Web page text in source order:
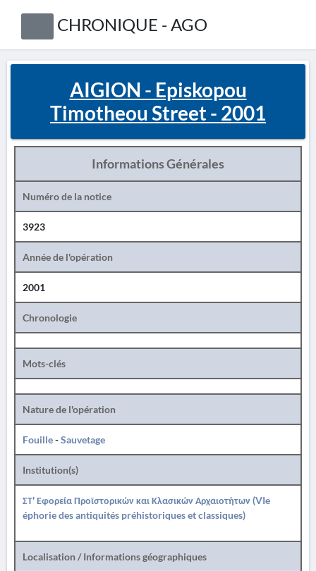
CHRONIQUE - AGO
AIGION - Episkopou
Timotheou Street - 2001
Informations Générales
Numéro de la notice
3923
Année de l'opération
2001
Chronologie
Mots-clés
Nature de l'opération
Fouille-Sauvetage
Institution(s)
ΣΤ' Εφορεία Προϊστορικών και Κλασικών Αρχαιοτήτων (VIe
éphorie des antiquités préhistoriques et classiques)
Localisation / Informations géographiques